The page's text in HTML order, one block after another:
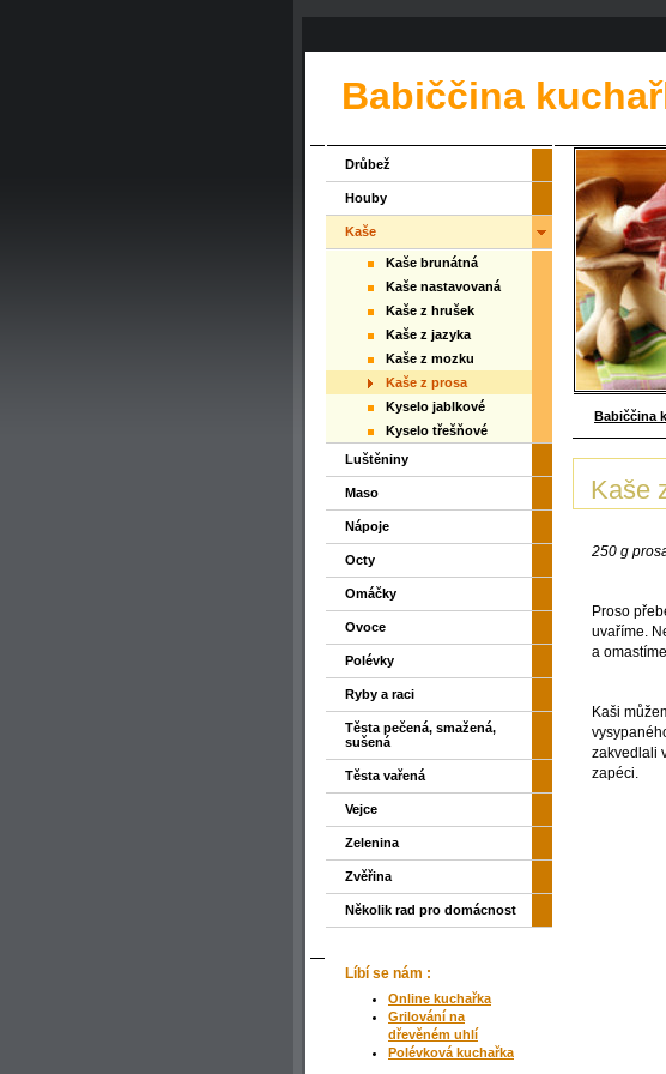
Babiččina
Babiččina
Kaše
250 g
Proso
uvaříme.
a
Kaši
zakvedlali
zapéci.
Drůbež
Houby
Kaše
Kaše brunátná
Kaše nastavovaná
Kaše z hrušek
Kaše z jazyka
Kaše z mozku
Kaše z prosa
Kyselo jablkové
Kyselo třešňové
Luštěniny
Maso
Nápoje
Octy
Omáčky
Ovoce
Polévky
Ryby a raci
Těsta pečená, smažená,
sušená
Těsta vařená
Vejce
Zelenina
Zvěřina
Několik rad pro domácnost
Líbí se nám :
Online kuchařka
Grilování na
dřevěném uhlí
Polévková kuchařka